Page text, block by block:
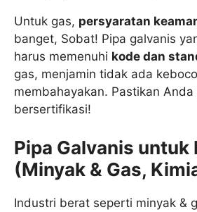
Untuk gas, persyaratan
banget, Sobat! Pipa galvanis
harus memenuhi kode dan
gas, menjamin tidak ada
membahayakan. Pastikan Anda
bersertifikasi!
Pipa Galvanis untuk
(Minyak & Gas,
Industri berat seperti minyak &